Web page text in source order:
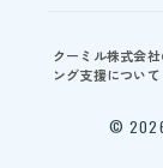
クーミル株式会
ング支援について
© 2026